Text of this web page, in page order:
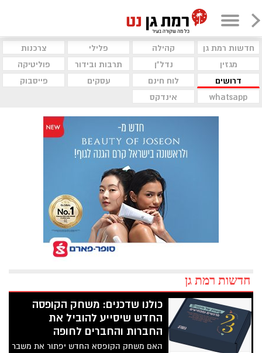
חדשות רמת גן קהילה פלילי
צרכנות
מגזין
נדל"ן תרבות ובידור
פוליטיקה
דרושים
לוח חינם עסקים
פייסבוק
whatsapp
אינדקס
חדשות רמת גן
כולנו שדכנים: משחק הקופסה
החדש שיסייע להוביל את
החברות והחברים לחופה
האם משחק הקופסא החדש יפתור את משבר